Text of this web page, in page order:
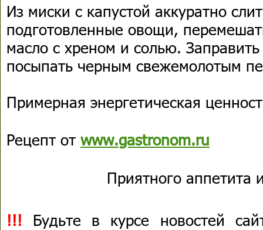
Из миски с капустой аккуратно
подготовленные овощи,
масло с хреном и солью.
посыпать черным свежемолотым
Примерная энергетическая
Рецепт от www.gastronom.ru
Приятного аппетита
!!! Будьте в курсе новостей